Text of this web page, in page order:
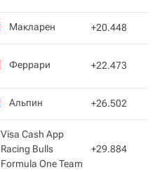
Макларен +20.448
Феррари +22.473
Альпин +26.502
Visa Cash App
Racing Bulls
Formula One Team
+29.884